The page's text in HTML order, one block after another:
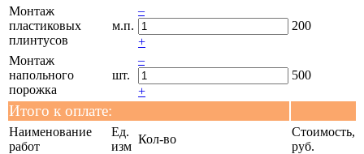
Монтаж
пластиковых
плинтусов
м.п.
–
+
200
Монтаж
напольного
порожка
шт.
–
+
500
Итого к оплате:
Наименование
работ
Ед.
изм
Кол-во
Стоимость,
руб.